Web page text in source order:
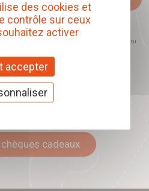
soit mesurée, afin de mieux
et d'améliorer les contenus
à tout moment et reste sans incidence sur
nos chèques
cadeaux
des cookies et
contrôle sur ceux
activer
accepter